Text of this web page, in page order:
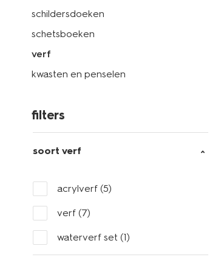
schildersdoeken
schetsboeken
verf
kwasten en penselen
filters
soort verf
acrylverf (5)
verf (7)
waterverf set (1)